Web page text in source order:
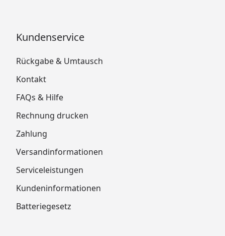
Kundenservice
Rückgabe & Umtausch
Kontakt
FAQs & Hilfe
Rechnung drucken
Zahlung
Versandinformationen
Serviceleistungen
Kundeninformationen
Batteriegesetz